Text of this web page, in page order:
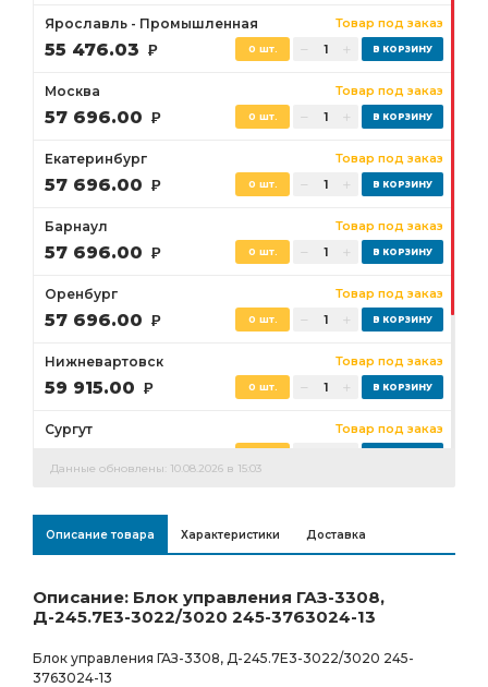
Ярославль - Промышленная Товар под заказ
55 476.03 Р 0 шт.
Москва Товар под заказ
57 696.00 Р 0 шт.
Екатеринбург Товар под заказ
57 696.00 Р 0 шт.
Барнаул Товар под заказ
57 696.00 Р 0 шт.
Оренбург Товар под заказ
57 696.00 Р 0 шт.
Нижневартовск Товар под заказ
59 915.00 Р 0 шт.
Сургут Товар под заказ
57 696.00 Р
Данные обновлены: 10.08.2026 в 15:03
Описание товара Характеристики Доставка
Описание: Блок управления ГАЗ-3308,
Д-245.7Е3-3022/3020 245-3763024-13
Блок управления ГАЗ-3308, Д-245.7Е3-3022/3020 245-
3763024-13